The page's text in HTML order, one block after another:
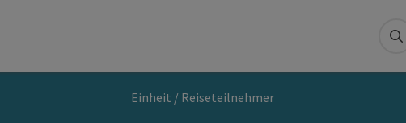
Einheit / Reiseteilnehmer